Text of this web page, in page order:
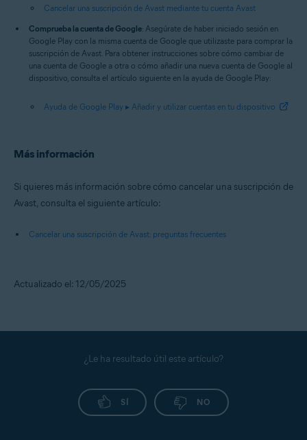
Cancelar una suscripción de Avast mediante tu cuenta Avast
Comprueba la cuenta de Google: Asegúrate de haber iniciado sesión en
Google Play con la misma cuenta de Google que utilizaste para comprar la
suscripción de Avast. Para obtener instrucciones sobre cómo cambiar de
una cuenta de Google a otra o cómo añadir una nueva cuenta de Google al
dispositivo, consulta el artículo siguiente en la ayuda de Google Play:
Ayuda de Google Play ▸ Añadir y utilizar cuentas en tu dispositivo
Más información
Si quieres más información sobre cómo cancelar una suscripción de
Avast, consulta el siguiente artículo:
Cancelar una suscripción de Avast: preguntas frecuentes
Actualizado el: 12/05/2025
¿Le ha resultado útil este artículo?
SÍ NO